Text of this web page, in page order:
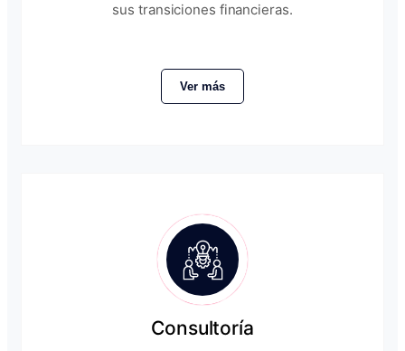
sus transiciones financieras.
Ver más
Consultoría